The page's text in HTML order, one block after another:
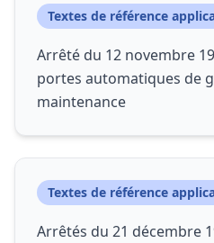
Textes de référence
Arrêté du 12 novembre
portes automatiques de
maintenance
Textes de référence
Arrêtés du 21 décembre